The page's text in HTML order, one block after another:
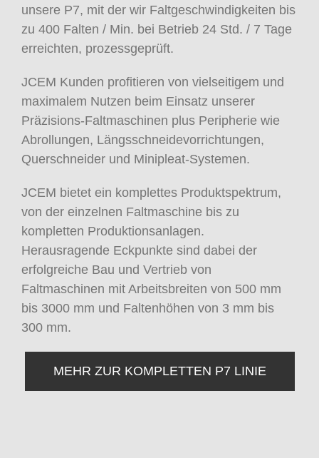
unsere P7, mit der wir Faltgeschwindigkeiten bis
zu 400 Falten / Min. bei Betrieb 24 Std. / 7 Tage
erreichten, prozessgeprüft.
JCEM Kunden profitieren von vielseitigem und
maximalem Nutzen beim Einsatz unserer
Präzisions-Faltmaschinen plus Peripherie wie
Abrollungen, Längsschneidevorrichtungen,
Querschneider und Minipleat-Systemen.
JCEM bietet ein komplettes Produktspektrum,
von der einzelnen Faltmaschine bis zu
kompletten Produktionsanlagen.
Herausragende Eckpunkte sind dabei der
erfolgreiche Bau und Vertrieb von
Faltmaschinen mit Arbeitsbreiten von 500 mm
bis 3000 mm und Faltenhöhen von 3 mm bis
300 mm.
MEHR ZUR KOMPLETTEN P7 LINIE